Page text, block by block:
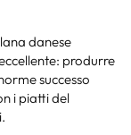
danese
produrre
successo
i piatti del